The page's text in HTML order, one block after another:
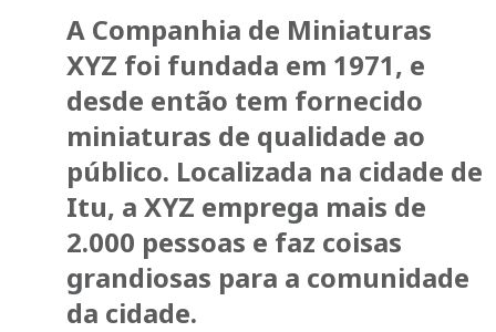
A Companhia de Miniaturas
XYZ foi fundada em 1971, e
desde então tem fornecido
miniaturas de qualidade ao
público. Localizada na cidade de
Itu, a XYZ emprega mais de
2.000 pessoas e faz coisas
grandiosas para a comunidade
da cidade.